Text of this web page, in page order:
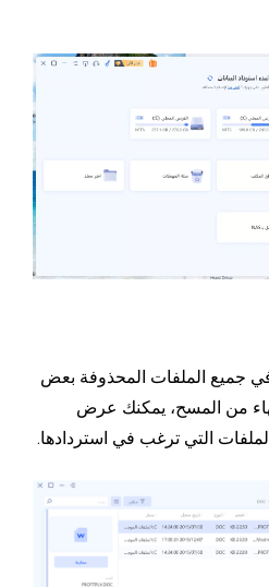
جميع الملفات المحذوفة بعض
من المسح، يمكنك عرض
التي ترغب في استردادها.